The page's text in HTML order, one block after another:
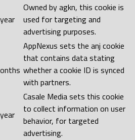
Owned by agkn, this cookie is
used for targeting and
advertising purposes.
AppNexus sets the anj cookie
that contains data stating
whether a cookie ID is synced
with partners.
Casale Media sets this cookie
to collect information on user
behavior, for targeted
advertising.